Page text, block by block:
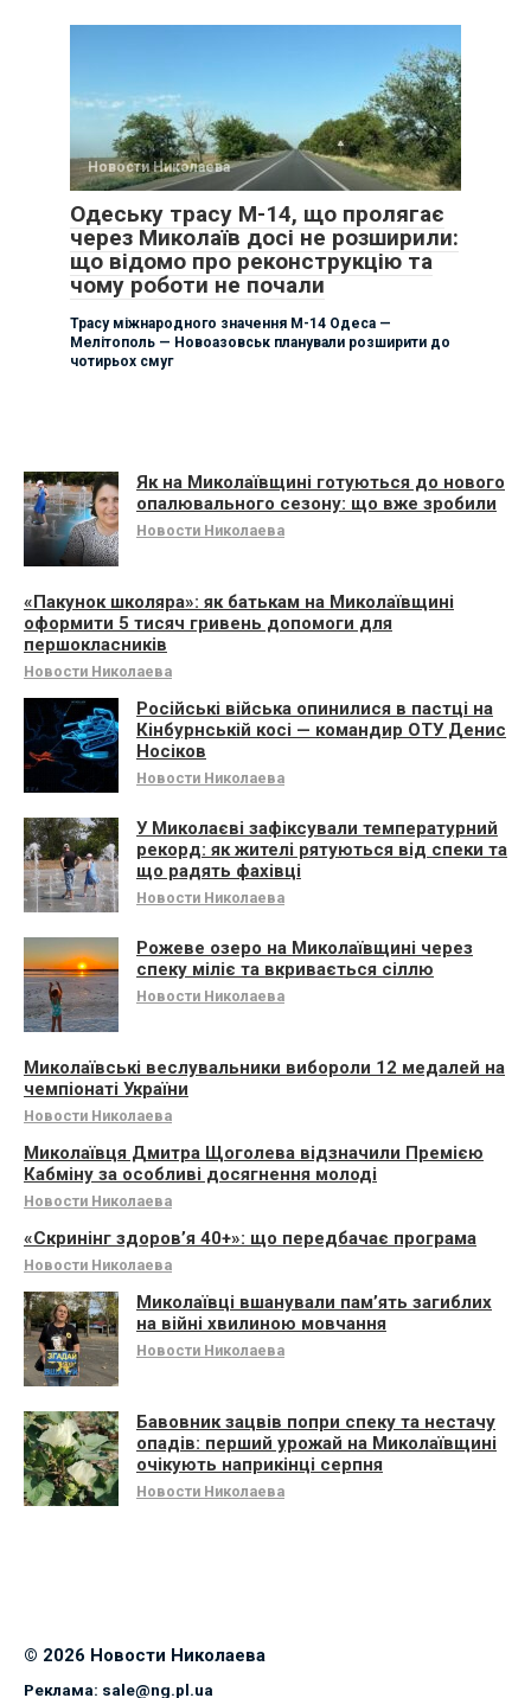
Новости Николаева
Одеську трасу М-14, що пролягає
через Миколаїв досі не розширили:
що відомо про реконструкцію та
чому роботи не почали
Трасу міжнародного значення М-14 Одеса —
Мелітополь — Новоазовськ планували розширити до
чотирьох смуг
Як на Миколаївщині готуються до нового
опалювального сезону: що вже зробили
Новости Николаева
«Пакунок школяра»: як батькам на Миколаївщині
оформити 5 тисяч гривень допомоги для
першокласників
Новости Николаева
Російські війська опинилися в пастці на
Кінбурнській косі — командир ОТУ Денис
Носіков
Новости Николаева
У Миколаєві зафіксували температурний
рекорд: як жителі рятуються від спеки та
що радять фахівці
Новости Николаева
Рожеве озеро на Миколаївщині через
спеку міліє та вкривається сіллю
Новости Николаева
Миколаївські веслувальники вибороли 12 медалей на
чемпіонаті України
Новости Николаева
Миколаївця Дмитра Щоголева відзначили Премією
Кабміну за особливі досягнення молоді
Новости Николаева
«Скринінг здоров’я 40+»: що передбачає програма
Новости Николаева
Миколаївці вшанували памʼять загиблих
на війні хвилиною мовчання
Новости Николаева
Бавовник зацвів попри спеку та нестачу
опадів: перший урожай на Миколаївщині
очікують наприкінці серпня
Новости Николаева
© 2026 Новости Николаева
Реклама: sale@ng.pl.ua